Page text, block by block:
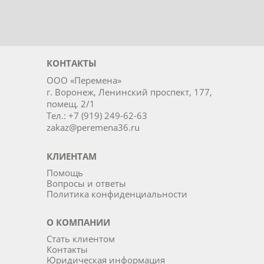
КОНТАКТЫ
ООО «Перемена»
г. Воронеж, Ленинский проспект, 177,
помещ. 2/1
Тел.: +7 (919) 249-62-63
zakaz@peremena36.ru
КЛИЕНТАМ
Помощь
Вопросы и ответы
Политика конфиденциальности
О КОМПАНИИ
Стать клиентом
Контакты
Юридическая информация